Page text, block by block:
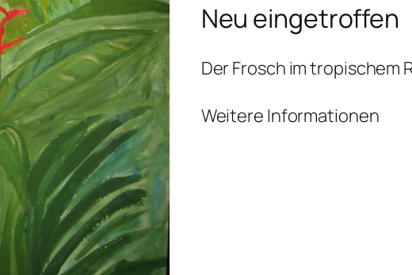
Neu eingetroffen
Der Frosch im tropischem
Weitere Informationen